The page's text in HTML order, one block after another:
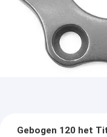
Gebogen 120 het